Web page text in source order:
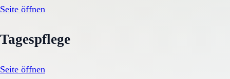
Seite öffnen
Tagespflege
Seite öffnen